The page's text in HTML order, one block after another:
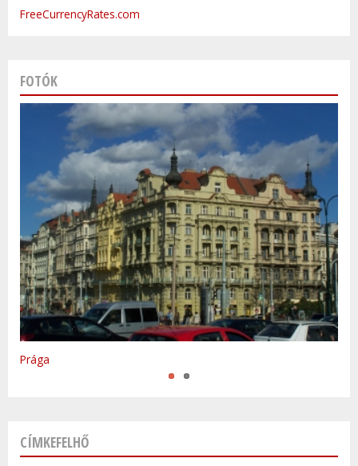
FreeCurrencyRates.com
FOTÓK
Prága
Varsó
CÍMKEFELHŐ